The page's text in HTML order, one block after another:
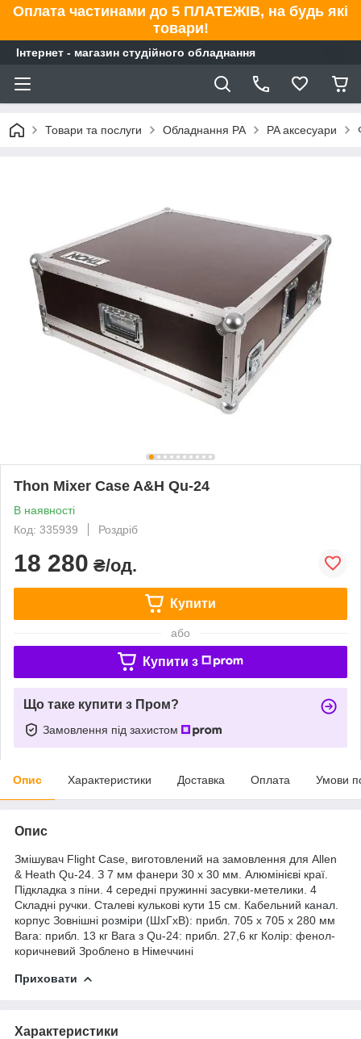
Оплата частинами до 5 ПЛАТЕЖІВ, на будь які
товари!
Інтернет - магазин студійного обладнання
Товари та послуги Обладнання PA PA аксесуари
Thon Mixer Case A&H Qu-24
В наявності
Код: 335939
Роздріб
18 280 ₴/од.
Купити
або
Купити з
Що таке купити з Пром?
Замовлення під захистом
Опис Характеристики Доставка Оплата Умови
Опис
Змішувач Flight Case, виготовлений на замовлення для Allen
& Heath Qu-24. З 7 мм фанери 30 x 30 мм. Алюмінієві краї.
Підкладка з піни. 4 середні пружинні засувки-метелики. 4
Складні ручки. Сталеві кулькові кути 15 см. Кабельний канал
корпус Зовнішні розміри (ШxГxВ): прибл. 705 x 705 x 280 мм
Вага: прибл. 13 кг Вага з Qu-24: прибл. 27,6 кг Колір: фенол-
коричневий Зроблено в Німеччині
Приховати
Характеристики